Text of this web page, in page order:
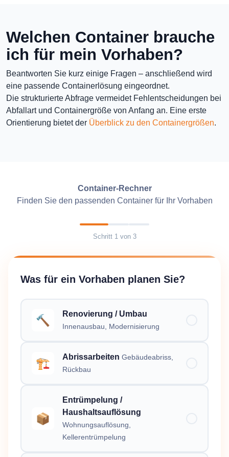
Welchen Container brauche
ich für mein Vorhaben?
Beantworten Sie kurz einige Fragen – anschließend wird
eine passende Containerlösung eingeordnet.
Die strukturierte Abfrage vermeidet Fehlentscheidungen bei
Abfallart und Containergröße von Anfang an. Eine erste
Orientierung bietet der Überblick zu den Containergrößen.
Container-Rechner
Finden Sie den passenden Container für Ihr Vorhaben
Schritt 1von 3
Was für ein Vorhaben planen Sie?
🔨 Renovierung / Umbau
Innenausbau, Modernisierung
🏗️ Abrissarbeiten Gebäudeabriss,
Rückbau
📦
Entrümpelung /
Haushaltsauflösung
Wohnungsauflösung,
Kellerentrümpelung